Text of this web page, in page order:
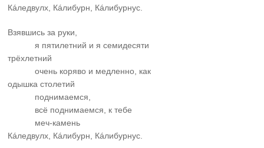
Кáледвулх, Кáлибурн, Кáлибурнус.
Взявшись за руки,
я пятилетний и я семидесяти
трёхлетний
……….очень коряво и медленно, как
одышка столетий
поднимаемся,
всё поднимаемся, к тебе
меч-камень
Кáледвулх, Кáлибурн, Кáлибурнус.